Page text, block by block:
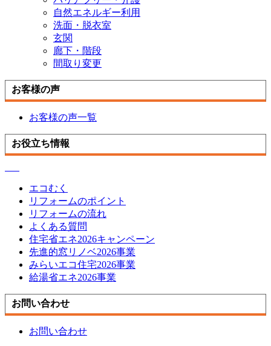
自然エネルギー利用
洗面・脱衣室
玄関
廊下・階段
間取り変更
お客様の声
お客様の声一覧
お役立ち情報
エコむく
リフォームのポイント
リフォームの流れ
よくある質問
住宅省エネ2026キャンペーン
先進的窓リノベ2026事業
みらいエコ住宅2026事業
給湯省エネ2026事業
お問い合わせ
お問い合わせ